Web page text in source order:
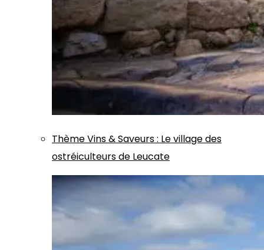
ThèmeVins & Saveurs: Le village des
ostréiculteurs de Leucate